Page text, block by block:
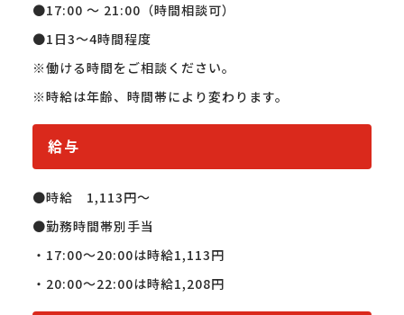
●17:00 〜 21:00（時間相談可）
●1日3～4時間程度
※働ける時間をご相談ください。
※時給は年齢、時間帯により変わります。
給与
●時給　1,113円〜
●勤務時間帯別手当
・17:00〜20:00は時給1,113円
・20:00〜22:00は時給1,208円